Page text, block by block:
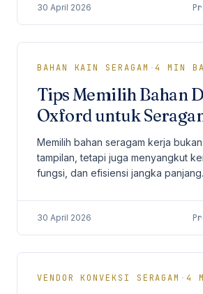
30 April 2026
BAHAN KAIN SERAGAM ·4 MIN
Tips Memilih Bahan
Oxford untuk
Memilih bahan seragam kerja
tampilan, tetapi juga menyangkut
fungsi, dan efisiensi jangka
perusahaan adalah...
30 April 2026
VENDOR KONVEKSI SERAGAM ·4